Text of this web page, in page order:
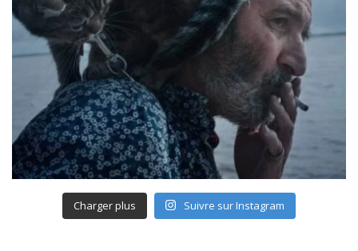
Charger plus Suivre sur Instagram